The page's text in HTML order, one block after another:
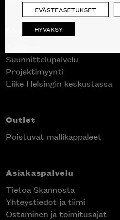
Skanno
Suunnittelupalvelu
Projektimyynti
Liike Helsingin keskustassa
Outlet
Poistuvat mallikappaleet
Asiakaspalvelu
Tietoa Skannosta
Yhteystiedot ja tiimi
Ostaminen ja toimitusajat
EVÄSTEASETUKSET
HYVÄKSY